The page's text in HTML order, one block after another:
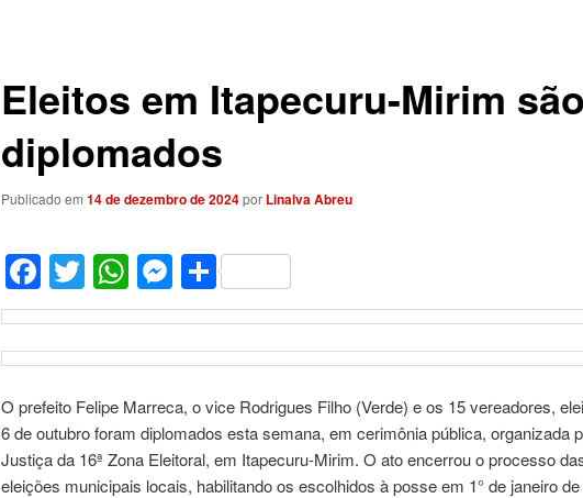
Eleitos em Itapecuru-Mirim são
diplomados
Publicado em 14 de dezembro de 2024por Linalva Abreu
Facebook
Twitter
WhatsApp
Messenger
Share
O prefeito Felipe Marreca, o vice Rodrigues Filho (Verde) e os 15 vereadores,
6 de outubro foram diplomados esta semana, em cerimônia pública, organizada
Justiça da 16ª Zona Eleitoral, em Itapecuru-Mirim. O ato encerrou o processo
eleições municipais locais, habilitando os escolhidos à posse em 1° de janeiro de